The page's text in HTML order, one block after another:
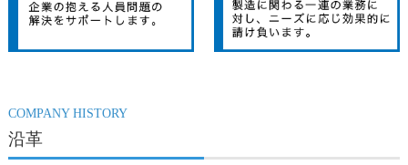
COMPANY HISTORY
沿革